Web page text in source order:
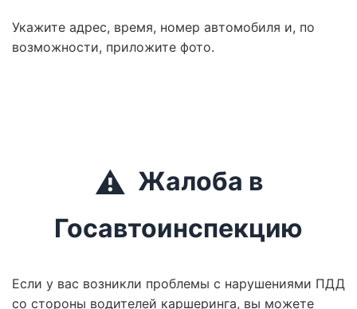
Укажите адрес, время, номер автомобиля и, по
возможности, приложите фото.
⚠️ Жалоба в
Госавтоинспекцию
Если у вас возникли проблемы с нарушениями ПДД
со стороны водителей каршеринга, вы можете